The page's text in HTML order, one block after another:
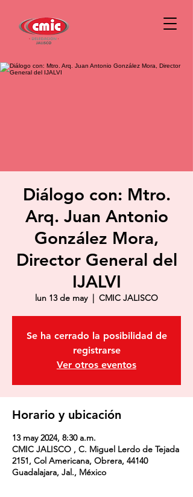
Diálogo con: Mtro.
Arq. Juan Antonio
González Mora,
Director General del
IJALVI
lun 13 de may
  |
CMIC JALISCO
Se ha cerrado la posibilidad de
registrarse
Ver otros eventos
Horario y ubicación
13 may 2024, 8:30 a.m.
CMIC JALISCO , C. Miguel Lerdo de Tejada
2151, Col Americana, Obrera, 44140
Guadalajara, Jal., México